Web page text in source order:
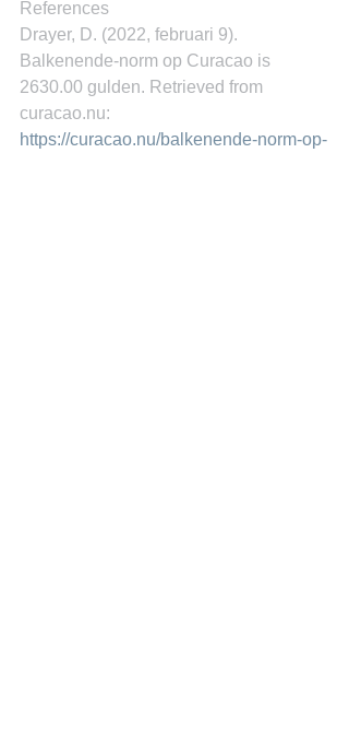
References
Drayer, D. (2022, februari 9).
Balkenende-norm op Curacao is
2630.00 gulden. Retrieved from
curacao.nu:
https://curacao.nu/balkenende-norm-op-